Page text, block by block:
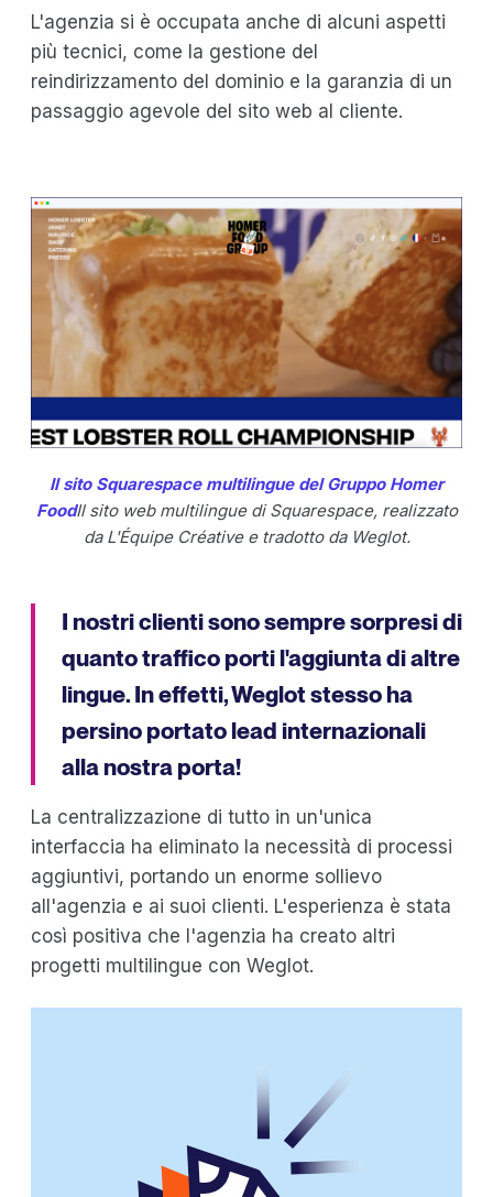
L'agenzia si è occupata anche di alcuni aspetti
più tecnici, come la gestione del
reindirizzamento del dominio e la garanzia di un
passaggio agevole del sito web al cliente.
Il sito Squarespace multilingue del Gruppo Homer
FoodIl sito web multilingue di Squarespace, realizzato
da L'Équipe Créative e tradotto da Weglot.
I nostri clienti sono sempre sorpresi di
quanto traffico porti l'aggiunta di altre
lingue. In effetti, Weglot stesso ha
persino portato lead internazionali
alla nostra porta!
La centralizzazione di tutto in un'unica
interfaccia ha eliminato la necessità di processi
aggiuntivi, portando un enorme sollievo
all'agenzia e ai suoi clienti. L'esperienza è stata
così positiva che l'agenzia ha creato altri
progetti multilingue con Weglot.